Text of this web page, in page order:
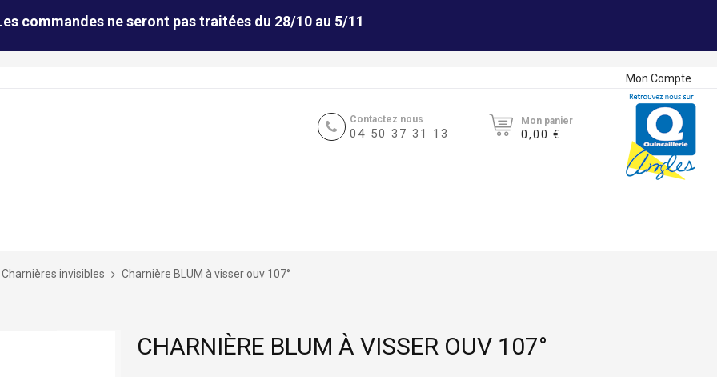
commandes ne seront pas traitées du 28/10 au 5/11
Mon Compte
Contactez nous
04 50 37 31 13
Mon panier
0,00 €
Charnières invisibles Charnière BLUM à visser ouv 107°
CHARNIÈRE BLUM À VISSER OUV 107°